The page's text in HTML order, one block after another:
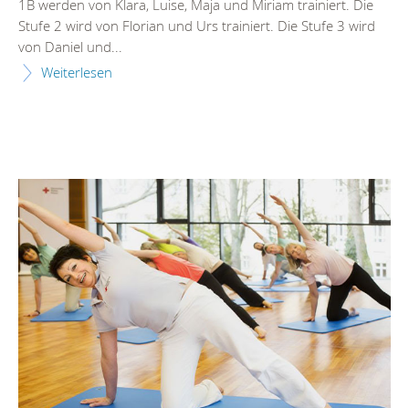
1B werden von Klara, Luise, Maja und Miriam trainiert. Die
Stufe 2 wird von Florian und Urs trainiert. Die Stufe 3 wird
von Daniel und...
Weiterlesen